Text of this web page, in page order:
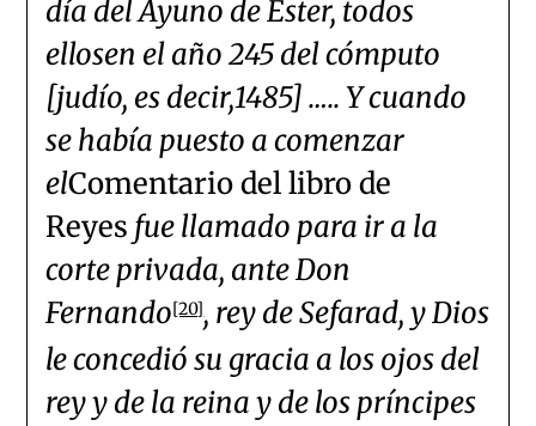
día del Ayuno de Ester, todos
ellosen el año 245 del cómputo
[judío, es decir,1485] ….. Y cuando
se había puesto a comenzar
elComentario del libro de
Reyes fue llamado para ir a la
corte privada, ante Don
Fernando[20], rey de Sefarad, y Dios
le concedió su gracia a los ojos del
rey y de la reina y de los príncipes